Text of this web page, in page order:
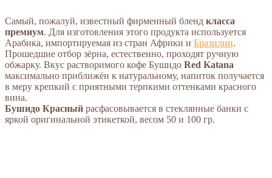
Самый, пожалуй, известный фирменный бленд класса
премиум. Для изготовления этого продукта используется
Арабика, импортируемая из стран Африки и Бразилии.
Прошедшие отбор зёрна, естественно, проходят ручную
обжарку. Вкус растворимого кофе Бушидо Red Katana
максимально приближён к натуральному, напиток получается
в меру крепкий с приятными терпкими оттенками красного
вина.
Бушидо Красный расфасовывается в стеклянные банки с
яркой оригинальной этикеткой, весом 50 и 100 гр.